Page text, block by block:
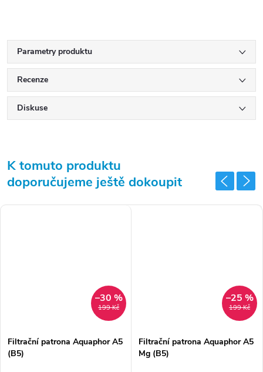
Parametry produktu
Recenze
Diskuse
K tomuto produktu
doporučujeme ještě dokoupit
199 Kč
–30 %
Filtrační patrona Aquaphor A5
(B5)
199 Kč
–25 %
Filtrační patrona Aquaphor A5
Mg (B5)